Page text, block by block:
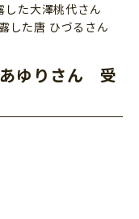
した大澤桃代さん
した唐 ひづるさん
あゆりさん 受